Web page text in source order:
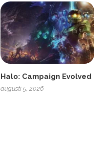
Halo: Campaign Evolved
augusti 5, 2026